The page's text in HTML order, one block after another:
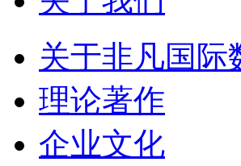
关于非凡国际
理论著作
企业文化